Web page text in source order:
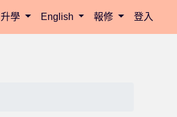
升學 English 報修 登入